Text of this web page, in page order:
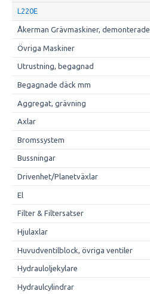
L220E
Åkerman Grävmaskiner, demonterade
Övriga Maskiner
Utrustning, begagnad
Begagnade däck mm
Aggregat, grävning
Axlar
Bromssystem
Bussningar
Drivenhet/Planetväxlar
El
Filter & Filtersatser
Hjulaxlar
Huvudventilblock, övriga ventiler
Hydrauloljekylare
Hydraulcylindrar